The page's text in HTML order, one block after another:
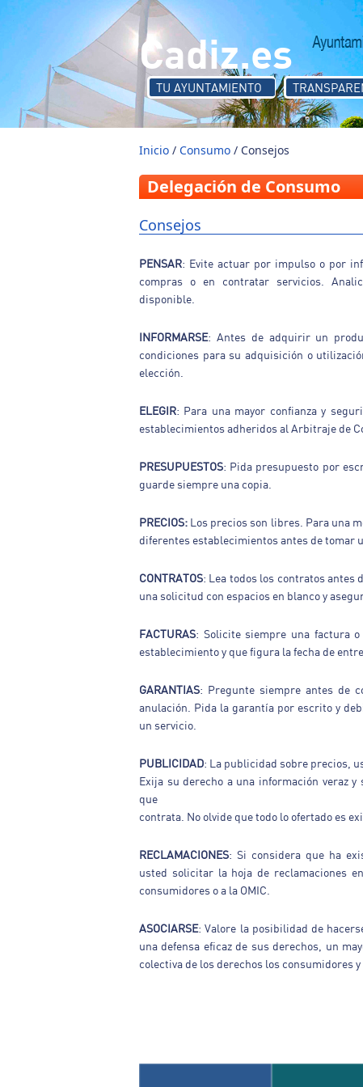
Pasar al contenido principal
Cadiz.es
TU AYUNTAMIENTO
Inicio / Consumo / Consejos
Delegación de Consumo
Consejos
PENSAR: Evite actuar por impulso o por
compras o en contratar servicios.
disponible.
INFORMARSE: Antes de adquirir un
condiciones para su adquisición o
elección.
ELEGIR: Para una mayor confianza y
establecimientos adheridos al Arbitraje de
PRESUPUESTOS: Pida presupuesto por
guarde siempre una copia.
PRECIOS: Los precios son libres. Para una
diferentes establecimientos antes de tomar
CONTRATOS: Lea todos los contratos antes
una solicitud con espacios en blanco y
FACTURAS: Solicite siempre una factura
establecimiento y que figura la fecha de
GARANTIAS: Pregunte siempre antes de
anulación. Pida la garantía por escrito y
un servicio.
PUBLICIDAD: La publicidad sobre precios,
Exija su derecho a una información veraz
que
contrata. No olvide que todo lo ofertado es
RECLAMACIONES: Si considera que ha
usted solicitar la hoja de reclamaciones
consumidores o a la OMIC.
ASOCIARSE: Valore la posibilidad de
una defensa eficaz de sus derechos, un
colectiva de los derechos los consumidores